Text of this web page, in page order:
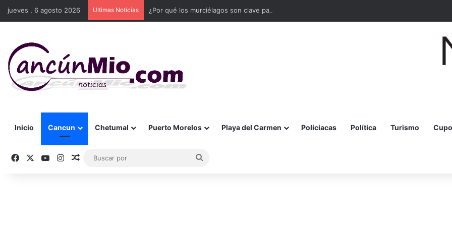
jueves , 6 agosto 2026 Ultimas Noticias ¿Por qué los murciélagos son clave para el ambiente? Habrá conferencia gratuita en Cozumel
Inicio Cancun Chetumal Puerto Morelos Playa del Carmen Policiacas Política Turismo
FacebookYouTubeInstagram
Publicación al azar